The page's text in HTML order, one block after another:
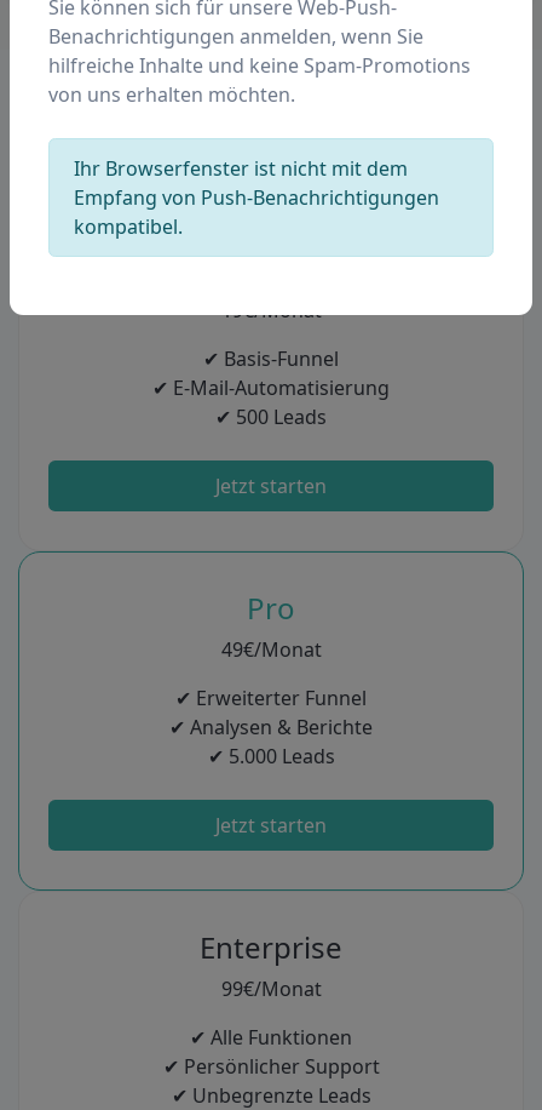
Wähle deinen Plan
Starter
19€/Monat
✔ Basis-Funnel
✔ E-Mail-Automatisierung
✔ 500 Leads
Jetzt starten
Pro
49€/Monat
✔ Erweiterter Funnel
✔ Analysen & Berichte
✔ 5.000 Leads
Jetzt starten
Enterprise
99€/Monat
✔ Alle Funktionen
✔ Persönlicher Support
✔ Unbegrenzte Leads
Sie können sich für unsere Web-Push-
Benachrichtigungen anmelden, wenn Sie
hilfreiche Inhalte und keine Spam-Promotions
von uns erhalten möchten.
Ihr Browserfenster ist nicht mit dem
Empfang von Push-Benachrichtigungen
kompatibel.